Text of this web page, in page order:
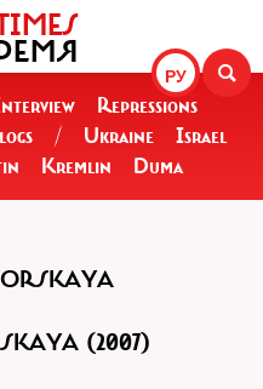
РУ
Repressions
/ Ukraine
Israel
Kremlin Duma
(2007)